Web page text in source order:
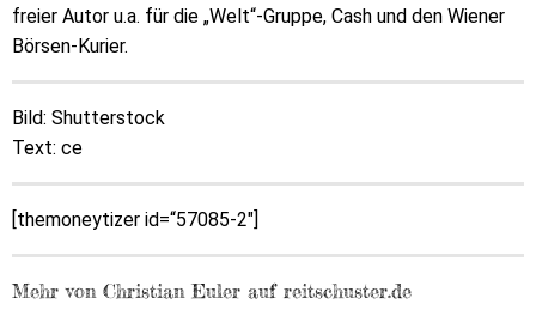
freier Autor u.a. für die „Welt“-Gruppe, Cash und den Wiener
Börsen-Kurier.
Bild: Shutterstock
Text: ce
[themoneytizer id=“57085-2″]
Mehr von Christian Euler auf reitschuster.de